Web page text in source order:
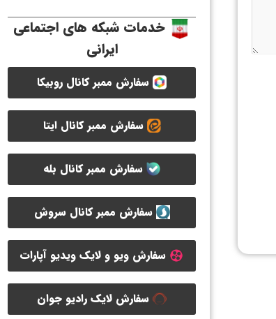
خدمات شبکه های اجتماعی
ایرانی
سفارش ممبر کانال روبیکا
سفارش ممبر کانال ایتا
سفارش ممبر کانال بله
سفارش ممبر کانال سروش
سفارش ویو و لایک ویدیو آپارات
سفارش لایک رادیو جوان